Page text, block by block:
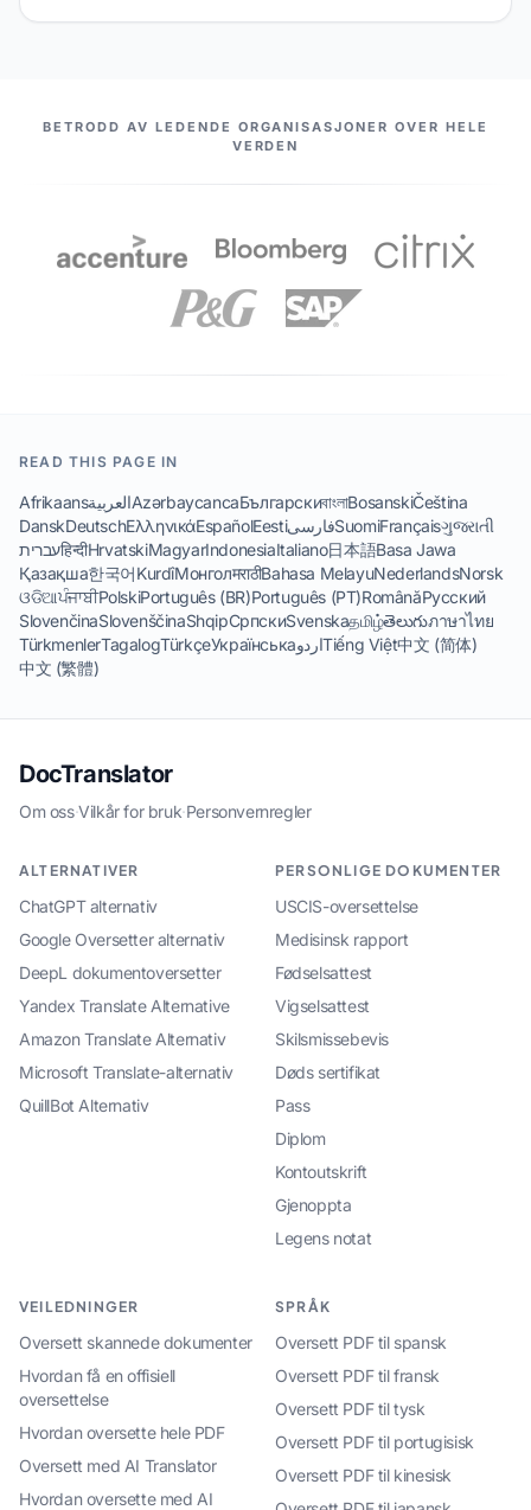
VÅRE PARTNERE
BETRODD AV LEDENDE ORGANISASJONER OVER HELE
VERDEN
READ THIS PAGE IN
AfrikaansالعربيةAzərbaycancaБългарскиবাংলাBosanskiČeština
DanskDeutschΕλληνικάEspañolEestiفارسیSuomiFrançaisગુજરાતી
עבריתहिन्दीHrvatskiMagyarIndonesiaItaliano日本語Basa Jawa
Қазақша한국어KurdîМонголमराठीBahasa MelayuNederlandsNorsk
ଓଡିଆਪੰਜਾਬੀPolskiPortuguês (BR)Português (PT)RomânăРусский
SlovenčinaSlovenščinaShqipСрпскиSvenskaதமிழ்తెలుగుภาษาไทย
TürkmenlerTagalogTürkçeУкраїнськаاردوTiếng Việt中文 (简体)
中文 (繁體)
DocTranslator
Om oss·Vilkår for bruk·Personvernregler
ALTERNATIVER
ChatGPT alternativ
Google Oversetter alternativ
DeepL dokumentoversetter
Yandex Translate Alternative
Amazon Translate Alternativ
Microsoft Translate-alternativ
QuillBot Alternativ
PERSONLIGE DOKUMENTER
USCIS-oversettelse
Medisinsk rapport
Fødselsattest
Vigselsattest
Skilsmissebevis
Døds sertifikat
Pass
Diplom
Kontoutskrift
Gjenoppta
Legens notat
VEILEDNINGER
Oversett skannede dokumenter
Hvordan få en offisiell
oversettelse
Hvordan oversette hele PDF
Oversett med AI Translator
Hvordan oversette med AI
SPRÅK
Oversett PDF til spansk
Oversett PDF til fransk
Oversett PDF til tysk
Oversett PDF til portugisisk
Oversett PDF til kinesisk